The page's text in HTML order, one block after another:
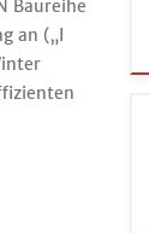
Baureihe
an („I